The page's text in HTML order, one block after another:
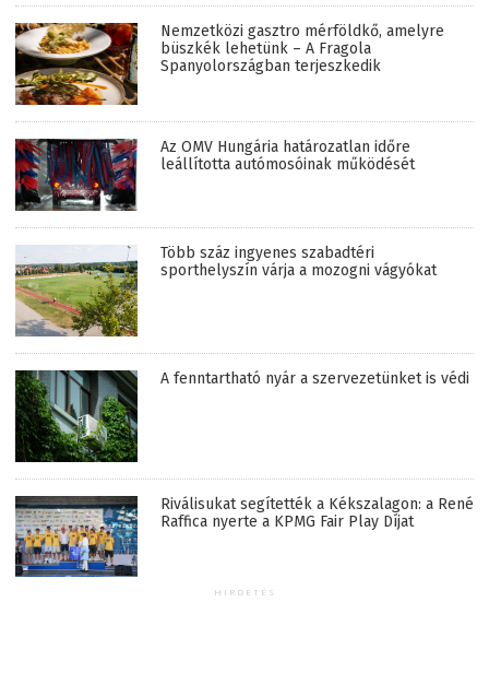
Nemzetközi gasztro mérföldkő, amelyre
büszkék lehetünk – A Fragola
Spanyolországban terjeszkedik
Az OMV Hungária határozatlan időre
leállította autómosóinak működését
Több száz ingyenes szabadtéri
sporthelyszín várja a mozogni vágyókat
A fenntartható nyár a szervezetünket is védi
Riválisukat segítették a Kékszalagon: a René
Raffica nyerte a KPMG Fair Play Díjat
HIRDETÉS